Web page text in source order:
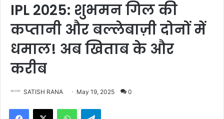
IPL 2025: शुभमन गिल की
कप्तानी और बल्लेबाज़ी दोनों में
धमाल! अब खिताब के और
करीब
SATISH RANA May 19, 2025 0
Facebook
X WhatsAppTelegram